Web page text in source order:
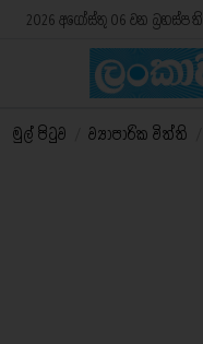
2026 අගෝස්තු 06 වන
මුල් පිටුව ව්‍යාපාරික විත්ති